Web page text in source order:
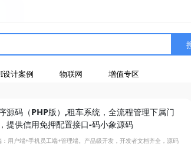
设计案例 物联网 增值专区
源码（PHP版）,租车系统，全流程管理下属门
提供信用免押配置接口-码小象源码
用户端+手机员工端+管理端。产品级开发，开发者文档齐全，源码